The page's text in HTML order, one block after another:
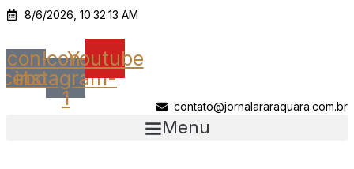
Ir
o
conteúdo
8/6/2026, 10:32:13 AM
Icon-Icon-
instagram-
1
Youtube
contato@jornalararaquara.com.br
Menu